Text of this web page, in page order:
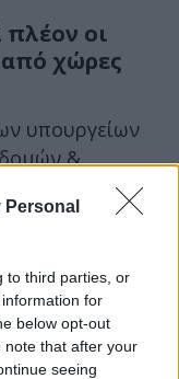
Personal
to third parties, or
for
below opt-out
note that after your
seeing
οι
χώρες
υπουργείων
&